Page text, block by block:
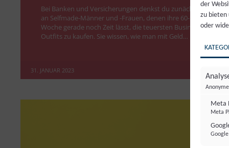
Bei Banken und Versicherungen denkst du zunächst wohl
an Selfmade-Männer und -Frauen, denen ihre 60-Stunden-
Woche gerade noch Zeit lässt, die teuersten Business-
Outfits zu kaufen. Sie wissen, wie man mit Geld…
31. JANUAR 2023
der
zu bieten
oder
Meta
Meta